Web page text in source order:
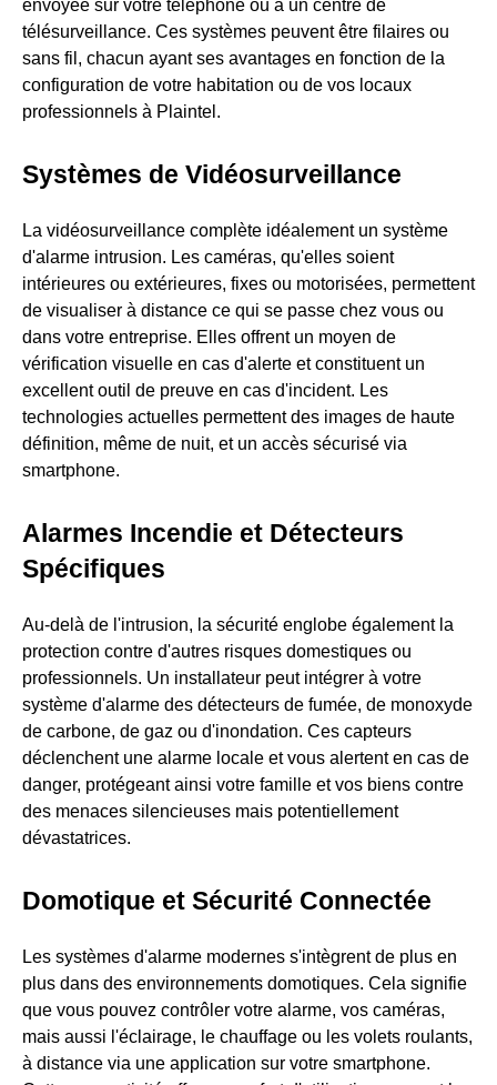
envoyée sur votre téléphone ou à un centre de
télésurveillance. Ces systèmes peuvent être filaires ou
sans fil, chacun ayant ses avantages en fonction de la
configuration de votre habitation ou de vos locaux
professionnels à Plaintel.
Systèmes de Vidéosurveillance
La vidéosurveillance complète idéalement un système
d'alarme intrusion. Les caméras, qu'elles soient
intérieures ou extérieures, fixes ou motorisées, permettent
de visualiser à distance ce qui se passe chez vous ou
dans votre entreprise. Elles offrent un moyen de
vérification visuelle en cas d'alerte et constituent un
excellent outil de preuve en cas d'incident. Les
technologies actuelles permettent des images de haute
définition, même de nuit, et un accès sécurisé via
smartphone.
Alarmes Incendie et Détecteurs
Spécifiques
Au-delà de l'intrusion, la sécurité englobe également la
protection contre d'autres risques domestiques ou
professionnels. Un installateur peut intégrer à votre
système d'alarme des détecteurs de fumée, de monoxyde
de carbone, de gaz ou d'inondation. Ces capteurs
déclenchent une alarme locale et vous alertent en cas de
danger, protégeant ainsi votre famille et vos biens contre
des menaces silencieuses mais potentiellement
dévastatrices.
Domotique et Sécurité Connectée
Les systèmes d'alarme modernes s'intègrent de plus en
plus dans des environnements domotiques. Cela signifie
que vous pouvez contrôler votre alarme, vos caméras,
mais aussi l'éclairage, le chauffage ou les volets roulants,
à distance via une application sur votre smartphone.